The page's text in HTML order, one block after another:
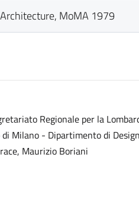
MoMA 1979
Regionale per la
di Milano - Dipartimento di
Maurizio Boriani